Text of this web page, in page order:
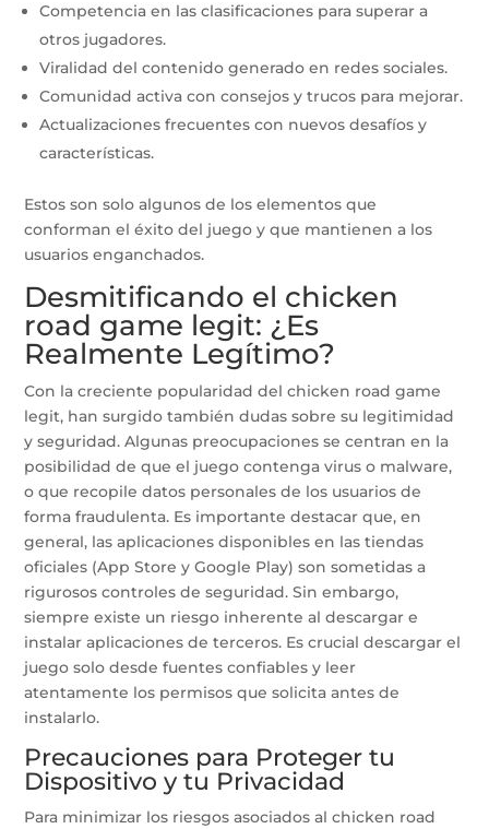
Competencia en las clasificaciones para superar a
otros jugadores.
Viralidad del contenido generado en redes sociales.
Comunidad activa con consejos y trucos para mejorar.
Actualizaciones frecuentes con nuevos desafíos y
características.
Estos son solo algunos de los elementos que
conforman el éxito del juego y que mantienen a los
usuarios enganchados.
Desmitificando el chicken
road game legit: ¿Es
Realmente Legítimo?
Con la creciente popularidad del chicken road game
legit, han surgido también dudas sobre su legitimidad
y seguridad. Algunas preocupaciones se centran en la
posibilidad de que el juego contenga virus o malware,
o que recopile datos personales de los usuarios de
forma fraudulenta. Es importante destacar que, en
general, las aplicaciones disponibles en las tiendas
oficiales (App Store y Google Play) son sometidas a
rigurosos controles de seguridad. Sin embargo,
siempre existe un riesgo inherente al descargar e
instalar aplicaciones de terceros. Es crucial descargar el
juego solo desde fuentes confiables y leer
atentamente los permisos que solicita antes de
instalarlo.
Precauciones para Proteger tu
Dispositivo y tu Privacidad
Para minimizar los riesgos asociados al chicken road